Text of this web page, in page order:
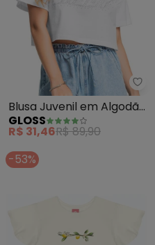
Blusa Juvenil em Algodão
com Strass (Branco)
GLOSS
R$ 31,46R$ 89,90
-53%